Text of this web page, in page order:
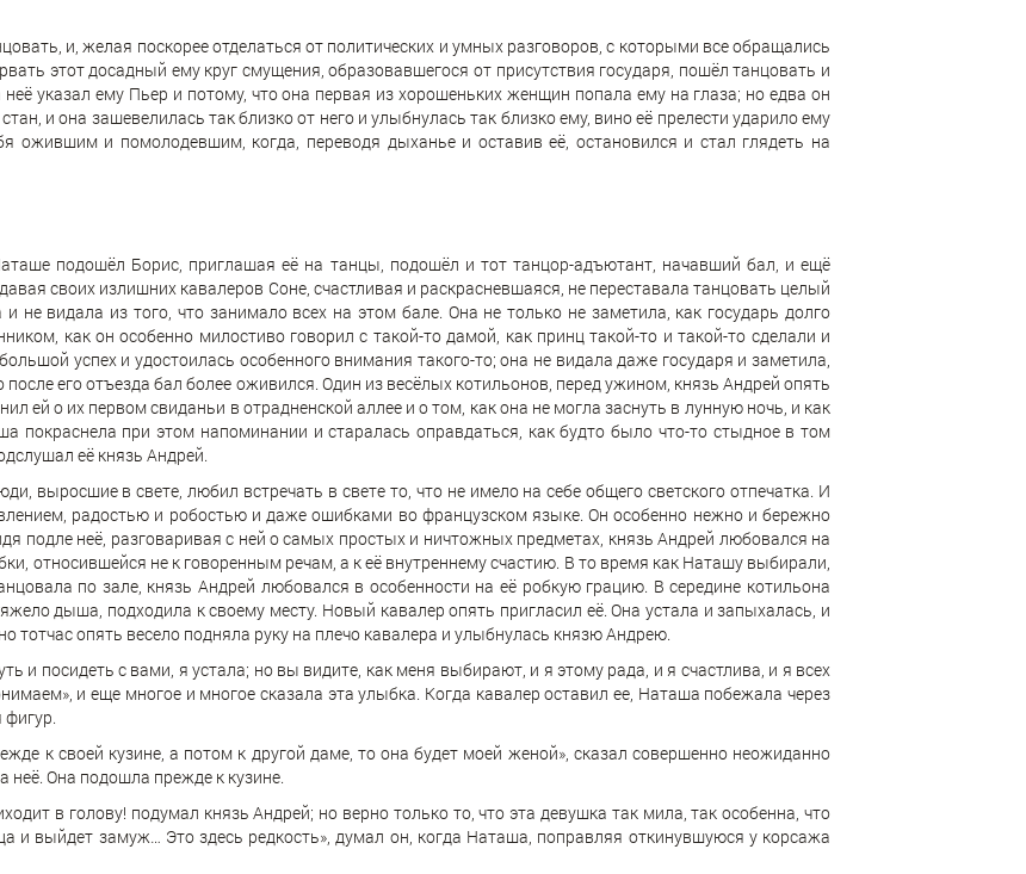
и, желая поскорее отделаться от политических и умных разговоров, с которыми все обращались
этот досадный ему круг смущения, образовавшегося от присутствия государя, пошёл танцовать и
указал ему Пьер и потому, что она первая из хорошеньких женщин попала ему на глаза; но едва он
и она зашевелилась так близко от него и улыбнулась так близко ему, вино её прелести ударило ему
ожившим и помолодевшим, когда, переводя дыханье и оставив её, остановился и стал глядеть на
подошёл Борис, приглашая её на танцы, подошёл и тот танцор-адъютант, начавший бал, и ещё
своих излишних кавалеров Соне, счастливая и раскрасневшаяся, не переставала танцовать целый
и не видала из того, что занимало всех на этом бале. Она не только не заметила, как государь долго
как он особенно милостиво говорил с такой-то дамой, как принц такой-то и такой-то сделали и
успех и удостоилась особенного внимания такого-то; она не видала даже государя и заметила,
после его отъезда бал более оживился. Один из весёлых котильонов, перед ужином, князь Андрей опять
ей о их первом свиданьи в отрадненской аллее и о том, как она не могла заснуть в лунную ночь, и как
покраснела при этом напоминании и старалась оправдаться, как будто было что-то стыдное в том
её князь Андрей.
выросшие в свете, любил встречать в свете то, что не имело на себе общего светского отпечатка. И
радостью и робостью и даже ошибками во французском языке. Он особенно нежно и бережно
подле неё, разговаривая с ней о самых простых и ничтожных предметах, князь Андрей любовался на
относившейся не к говоренным речам, а к её внутреннему счастию. В то время как Наташу выбирали,
по зале, князь Андрей любовался в особенности на её робкую грацию. В середине котильона
дыша, подходила к своему месту. Новый кавалер опять пригласил её. Она устала и запыхалась, и
тотчас опять весело подняла руку на плечо кавалера и улыбнулась князю Андрею.
и посидеть с вами, я устала; но вы видите, как меня выбирают, и я этому рада, и я счастлива, и я всех
и еще многое и многое сказала эта улыбка. Когда кавалер оставил ее, Наташа побежала через
фигур.
к своей кузине, а потом к другой даме, то она будет моей женой», сказал совершенно неожиданно
неё. Она подошла прежде к кузине.
в голову! подумал князь Андрей; но верно только то, что эта девушка так мила, так особенна, что
и выйдет замуж… Это здесь редкость», думал он, когда Наташа, поправляя откинувшуюся у корсажа